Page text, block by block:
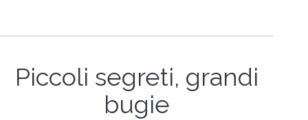
Piccoli segreti, grandi
bugie